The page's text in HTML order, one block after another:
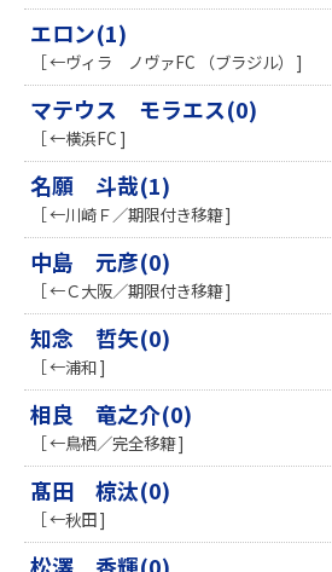
エロン(1)
［ ←ヴィラ ノヴァFC （ブラジル） ]
マテウス モラエス(0)
［ ←横浜FC ]
名願 斗哉(1)
［ ←川崎Ｆ／期限付き移籍 ]
中島 元彦(0)
［ ←Ｃ大阪／期限付き移籍 ]
知念 哲矢(0)
［ ←浦和 ]
相良 竜之介(0)
［ ←鳥栖／完全移籍 ]
髙田 椋汰(0)
［ ←秋田 ]